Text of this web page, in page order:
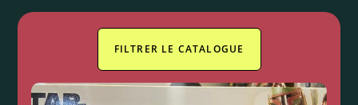
FILTRER LE CATALOGUE